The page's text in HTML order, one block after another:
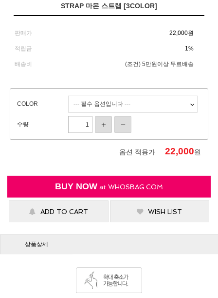
STRAP 마몬 스트랩 [3COLOR]
판매가 22,000원
적립금 1%
배송비 (조건) 5만원이상 무료배송
COLOR
수량
옵션 적용가 22,000원
BUY NOW at WHOSBAG.COM
ADD TO CART WISH LIST
상품상세